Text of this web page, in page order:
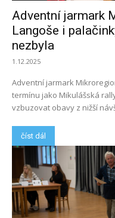
Adventní jarmark
Langoše i
nezbyla
1.12.2025
Adventní jarmark
termínu jako Mikulášská
vzbuzovat obavy z nižší
číst dál